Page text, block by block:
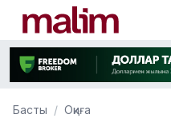
Басты Оқиға